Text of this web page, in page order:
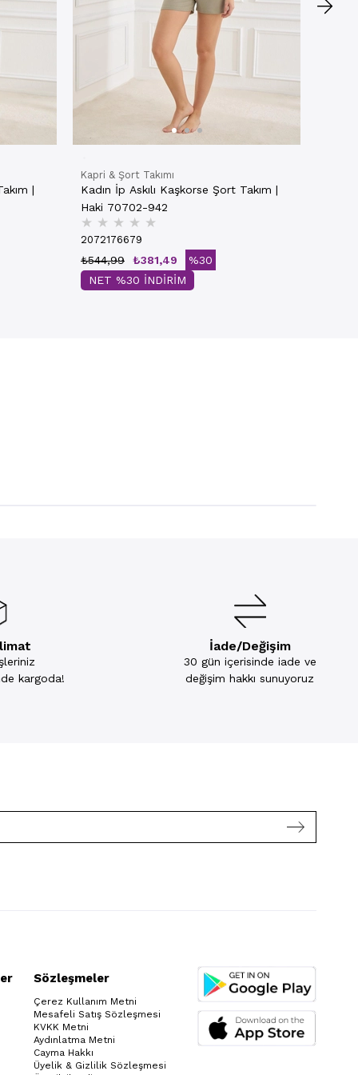
|
Kapri & Şort Takımı
Kadın İp Askılı Kaşkorse Şort Takım |
Haki 70702-942
★ ★ ★ ★ ★
2072176679
₺381,49
₺544,99
%30
NET %30 İNDİRİM
kargoda!
İade/Değişim
30 gün içerisinde iade ve
değişim hakkı sunuyoruz
Sözleşmeler
Çerez Kullanım Metni
Mesafeli Satış Sözleşmesi
KVKK Metni
Aydınlatma Metni
Cayma Hakkı
Üyelik & Gizlilik Sözleşmesi